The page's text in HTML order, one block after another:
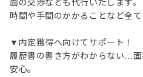
面の交渉なども代行いたします。
時間や手間のかかることなど全て
▼内定獲得へ向けてサポート！
履歴書の書き方がわからない…
安心。